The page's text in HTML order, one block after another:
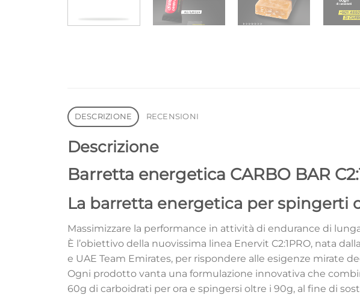
DESCRIZIONE RECENSIONI
Descrizione
Barretta energetica CARBO BAR
La barretta energetica per spingerti
Massimizzare la performance in attività di endurance di
È l’obiettivo della nuovissima linea Enervit C2:1PRO, nata
e UAE Team Emirates, per rispondere alle esigenze mirate
Ogni prodotto vanta una formulazione innovativa che
60g di carboidrati per ora e spingersi oltre i 90g, al fine di